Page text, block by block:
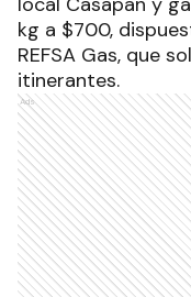
kg a $700,
REFSA Gas, que
itinerantes.
Ads